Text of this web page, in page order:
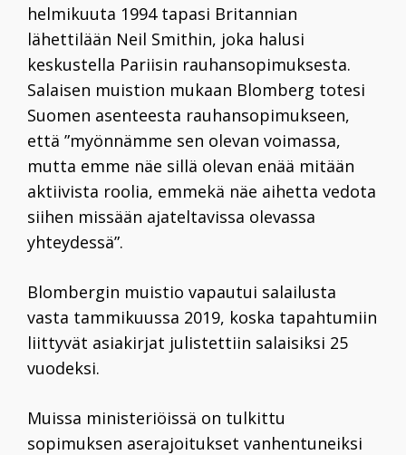
helmikuuta 1994 tapasi Britannian
lähettilään Neil Smithin, joka halusi
keskustella Pariisin rauhansopimuksesta.
Salaisen muistion mukaan Blomberg totesi
Suomen asenteesta rauhansopimukseen,
että ”myönnämme sen olevan voimassa,
mutta emme näe sillä olevan enää mitään
aktiivista roolia, emmekä näe aihetta vedota
siihen missään ajateltavissa olevassa
yhteydessä”.
Blombergin muistio vapautui salailusta
vasta tammikuussa 2019, koska tapahtumiin
liittyvät asiakirjat julistettiin salaisiksi 25
vuodeksi.
Muissa ministeriöissä on tulkittu
sopimuksen aserajoitukset vanhentuneiksi